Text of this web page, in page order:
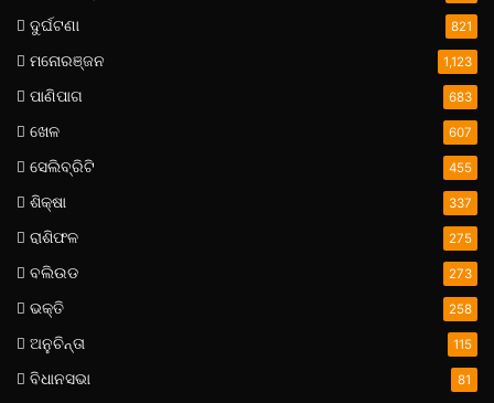
ଦୁର୍ଘଟଣା 821
ମନୋରଞ୍ଜନ 1,123
ପାଣିପାଗ 683
ଖେଳ 607
ସେଲିବ୍ରିଟି 455
ଶିକ୍ଷା 337
ରାଶିଫଳ 275
ବଲିଉଡ 273
ଭକ୍ତି 258
ଅନୁଚିନ୍ତା 115
ବିଧାନସଭା 81